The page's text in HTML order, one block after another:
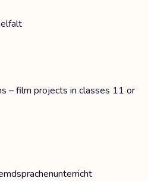
– film projects in classes 11 or